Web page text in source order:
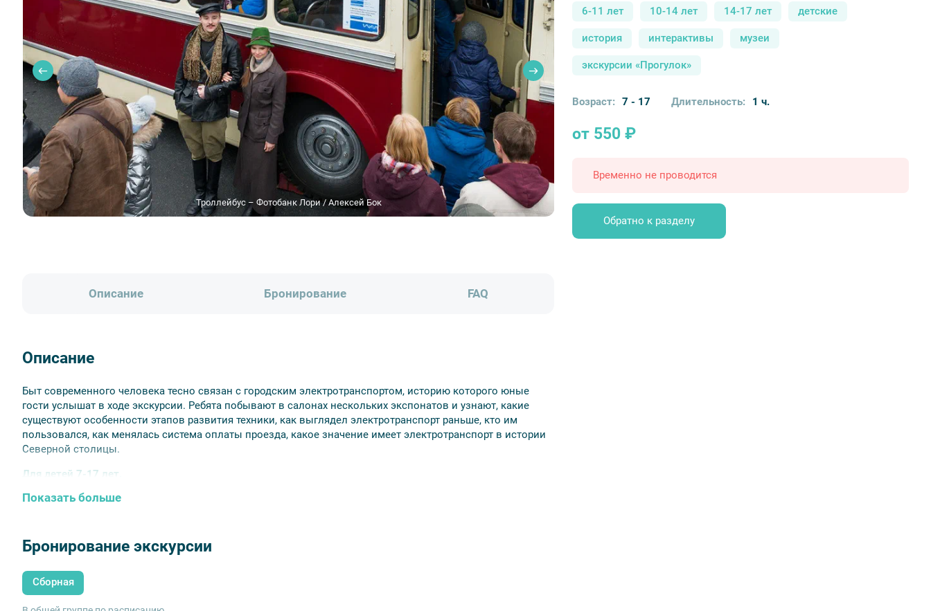
Троллейбус – Фотобанк Лори / Алексей Бок
6-11 лет 10-14 лет 14-17 лет детские
история интерактивы музеи
экскурсии «Прогулок»
от 550 ₽
Возраст: 7 - 17 Длительность: 1 ч.
Временно не проводится
Обратно к разделу
Описание Бронирование FAQ
Описание
Быт современного человека тесно связан с городским электротранспортом, историю которого юные
гости услышат в ходе экскурсии. Ребята побывают в салонах нескольких экспонатов и узнают, какие
существуют особенности этапов развития техники, как выглядел электротранспорт раньше, кто им
пользовался, как менялась система оплаты проезда, какое значение имеет электротранспорт в истории
Северной столицы.
Для детей 7-17 лет.
Внимание! Детям до 14-ти лет обязательно сопровождение взрослого.
Показать больше
Бронирование экскурсии
Сборная